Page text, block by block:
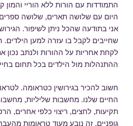
התמודדות עם הורות ללא הוריי והמון
היום עם שלושה תארים, שלושה ספרים
אני בתודעה שהכל ניתן לשיפור.
שחייבים לקבל בו עזרה למען
לקחת אחריות על ההורות ולנתב נכון
ההתנהלות מול הילדים בכל תחום
חשוב להכיר בגירושין כטראומה.
החיים שלנו. מחשבות שליליות,
תקיעות, לחצים, ריצוי כלפי אחרים,
גופניים. זה נובע מעוד טראומות